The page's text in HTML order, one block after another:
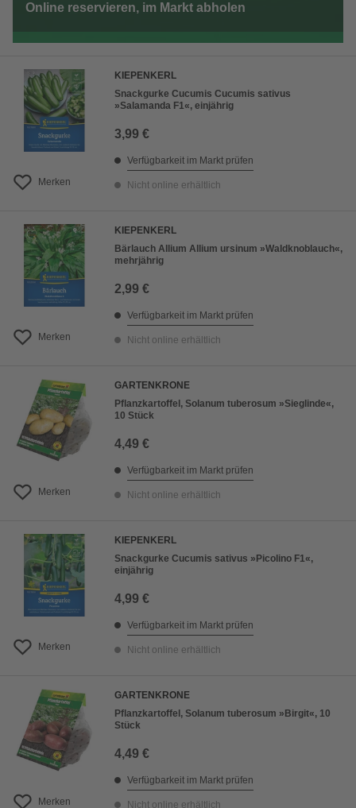
Online reservieren, im Markt abholen
Merken
KIEPENKERL
Snackgurke Cucumis Cucumis sativus
»Salamanda F1«, einjährig
3,99 €
Verfügbarkeit im Markt prüfen
Nicht online erhältlich
Merken
KIEPENKERL
Bärlauch Allium Allium ursinum »Waldknoblauch«,
mehrjährig
2,99 €
Verfügbarkeit im Markt prüfen
Nicht online erhältlich
Merken
GARTENKRONE
Pflanzkartoffel, Solanum tuberosum »Sieglinde«,
10 Stück
4,49 €
Verfügbarkeit im Markt prüfen
Nicht online erhältlich
Merken
KIEPENKERL
Snackgurke Cucumis sativus »Picolino F1«,
einjährig
4,99 €
Verfügbarkeit im Markt prüfen
Nicht online erhältlich
Merken
GARTENKRONE
Pflanzkartoffel, Solanum tuberosum »Birgit«, 10
Stück
4,49 €
Verfügbarkeit im Markt prüfen
Nicht online erhältlich